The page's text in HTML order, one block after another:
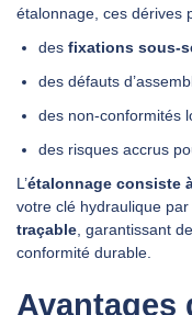
étalonnage, ces dérives
des fixations
des défauts
des non‑conformités
des risques accrus
L’étalonnage consiste
votre clé hydraulique
traçable , garantissant
conformité durable.
Avantages